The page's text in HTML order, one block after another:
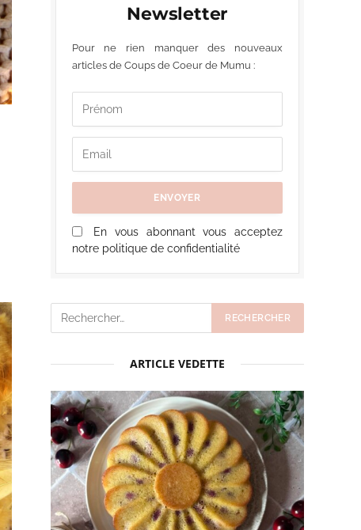
Newsletter
Pour ne rien manquer des nouveaux
articles de Coups de Coeur de Mumu :
En vous abonnant vous acceptez
notre politique de confidentialité
ARTICLE VEDETTE